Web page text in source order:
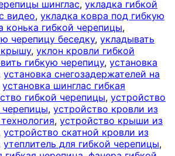
шинглас, укладка гибкой
видео, укладка ковра под гибкую
конька гибкой черепицы,
черепицу беседку, укладывать
крышу, уклон кровли гибкой
гибкую черепицу, установка
установка снегозадержателей на
установка шинглас гибкая
гибкой черепицы, устройство
черепицы, устройство кровли из
, устройство крыши из
устройство скатной кровли из
утеплитель для гибкой черепицы,